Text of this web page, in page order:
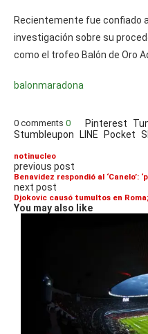
Recientemente fue confiado
investigación sobre su
como el trofeo Balón de Oro
balonmaradona
0 comments 0 Pinterest
Stumbleupon LINE Pocket
notinucleo
previous post
Benavidez respondió al ‘Canelo’:
next post
Djokovic causó tumultos en
You may also like